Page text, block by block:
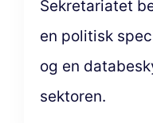
Sekretariatet
en politisk
og en
sektoren.